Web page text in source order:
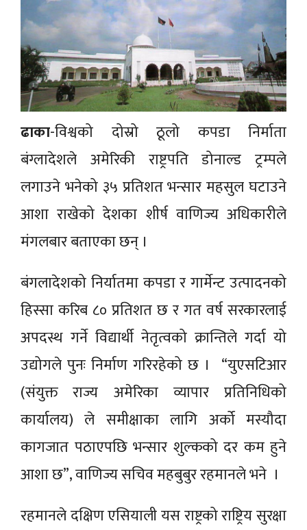
ढाका-विश्वको दोस्रो ठूलो कपडा निर्माता
बंग्लादेशले अमेरिकी राष्ट्रपति डोनाल्ड ट्रम्पले
लगाउने भनेको ३५ प्रतिशत भन्सार महसुल घटाउने
आशा राखेको देशका शीर्ष वाणिज्य अधिकारीले
मंगलबार बताएका छन् ।
बंगलादेशको निर्यातमा कपडा र गार्मेन्ट उत्पादनको
हिस्सा करिब ८० प्रतिशत छ र गत वर्ष सरकारलाई
अपदस्थ गर्ने विद्यार्थी नेतृत्वको क्रान्तिले गर्दा यो
उद्योगले पुनः निर्माण गरिरहेको छ । “युएसटिआर
(संयुक्त राज्य अमेरिका व्यापार प्रतिनिधिको
कार्यालय) ले समीक्षाका लागि अर्को मस्यौदा
कागजात पठाएपछि भन्सार शुल्कको दर कम हुने
आशा छ”, वाणिज्य सचिव महबुबुर रहमानले भने ।
रहमानले दक्षिण एसियाली यस राष्ट्रको राष्ट्रिय सुरक्षा